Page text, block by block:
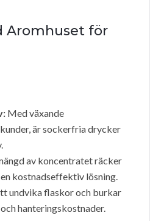
Aromhuset för
Med växande
är sockerfria drycker
av koncentratet räcker
kostnadseffektiv lösning.
undvika flaskor och burkar
hanteringskostnader.